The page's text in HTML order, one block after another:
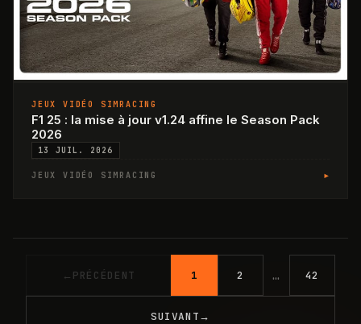
JEUX VIDÉO SIMRACING
F1 25 : la mise à jour v1.24 affine le Season Pack
2026
13 JUIL. 2026
JEUX VIDÉO SIMRACING ▸
← PRÉCÉDENT 1 2 … 42
SUIVANT→